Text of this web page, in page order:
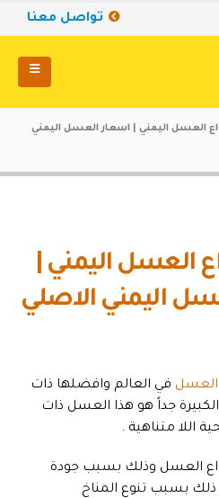
تواصل معنا
العسل اليمني | اسعار العسل اليمني
العسل اليمني |
اليمني الاصلي
العسل في العالم وافضلها ذات
جداً هو هذا العسل ذات
اللا متناهية .
العسل وذلك بسبب جودة
ذلك بسبب تنوع المناخ